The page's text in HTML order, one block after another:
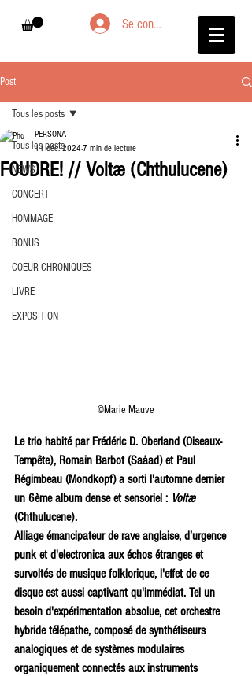
Se connecter
Post
Tous les posts
NEWS
CONCERT
HOMMAGE
BONUS
COEUR CHRONIQUES
LIVRE
EXPOSITION
Tous les posts
FOUDRE! // Voltæ (Chthulucene)
PERSONA
11 déc. 2024 7 min de lecture
©Marie Mauve
Le trio habité par Frédéric D. Oberland (Oiseaux-
Tempête), Romain Barbot (Saåad) et Paul
Régimbeau (Mondkopf) a sorti l'automne dernier
un 6ème album dense et sensoriel : Voltæ
(Chthulucene).
Alliage émancipateur de rave anglaise, d’urgence
punk et d'electronica aux échos étranges et
survoltés de musique folklorique, l'effet de ce
disque est aussi captivant qu'immédiat. Tel un
besoin d'expérimentation absolue, cet orchestre
hybride télépathe, composé de synthétiseurs
analogiques et de systèmes modulaires
organiquement connectés aux instruments